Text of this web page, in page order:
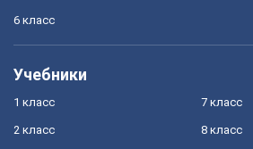
6 класс
Учебники
1 класс
2 класс
7 класс
8 класс